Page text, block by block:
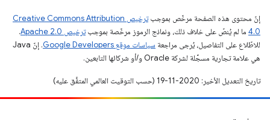
إنّ محتوى هذه الصفحة مرخّص بموجب
ترخيص Creative Commons Attribution
4.0‏ ما لم يُنصّ على خلاف ذلك، ونماذج الرموز مرخّصة بموجبترخيص Apache 2.0‏
.
للاطّلاع على التفاصيل، يُرجى مراجعة سياسات موقع Google Developers‏
. إنّ Java
هي علامة تجارية مسجَّلة لشركة Oracle و/أو شركائها التابعين.
تاريخ التعديل الأخير: 2020-11-19 (حسب التوقيت العالمي المتفَّق عليه)